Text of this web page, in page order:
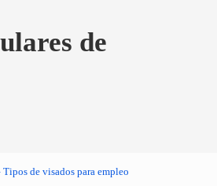
de
de visados para empleo